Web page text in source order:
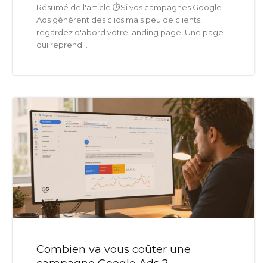
Résumé de l'article ⏱️Si vos campagnes Google
Ads génèrent des clics mais peu de clients,
regardez d'abord votre landing page. Une page
qui reprend...
Combien va vous coûter une